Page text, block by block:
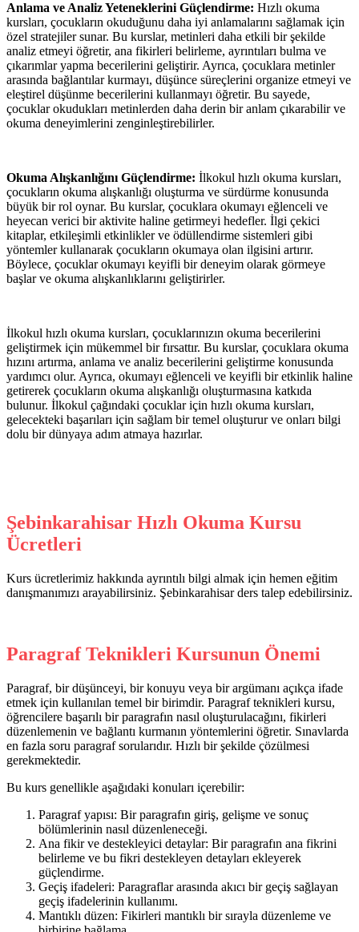
Anlama ve Analiz Yeteneklerini Güçlendirme: Hızlı okuma
kursları, çocukların okuduğunu daha iyi anlamalarını sağlamak için
özel stratejiler sunar. Bu kurslar, metinleri daha etkili bir şekilde
analiz etmeyi öğretir, ana fikirleri belirleme, ayrıntıları bulma ve
çıkarımlar yapma becerilerini geliştirir. Ayrıca, çocuklara metinler
arasında bağlantılar kurmayı, düşünce süreçlerini organize etmeyi ve
eleştirel düşünme becerilerini kullanmayı öğretir. Bu sayede,
çocuklar okudukları metinlerden daha derin bir anlam çıkarabilir ve
okuma deneyimlerini zenginleştirebilirler.
Okuma Alışkanlığını Güçlendirme: İlkokul hızlı okuma kursları,
çocukların okuma alışkanlığı oluşturma ve sürdürme konusunda
büyük bir rol oynar. Bu kurslar, çocuklara okumayı eğlenceli ve
heyecan verici bir aktivite haline getirmeyi hedefler. İlgi çekici
kitaplar, etkileşimli etkinlikler ve ödüllendirme sistemleri gibi
yöntemler kullanarak çocukların okumaya olan ilgisini artırır.
Böylece, çocuklar okumayı keyifli bir deneyim olarak görmeye
başlar ve okuma alışkanlıklarını geliştirirler.
İlkokul hızlı okuma kursları, çocuklarınızın okuma becerilerini
geliştirmek için mükemmel bir fırsattır. Bu kurslar, çocuklara okuma
hızını artırma, anlama ve analiz becerilerini geliştirme konusunda
yardımcı olur. Ayrıca, okumayı eğlenceli ve keyifli bir etkinlik haline
getirerek çocukların okuma alışkanlığı oluşturmasına katkıda
bulunur. İlkokul çağındaki çocuklar için hızlı okuma kursları,
gelecekteki başarıları için sağlam bir temel oluşturur ve onları bilgi
dolu bir dünyaya adım atmaya hazırlar.
Şebinkarahisar Hızlı Okuma Kursu
Ücretleri
Kurs ücretlerimiz hakkında ayrıntılı bilgi almak için hemen eğitim
danışmanımızı arayabilirsiniz. Şebinkarahisar ders talep edebilirsiniz.
Paragraf Teknikleri Kursunun Önemi
Paragraf, bir düşünceyi, bir konuyu veya bir argümanı açıkça ifade
etmek için kullanılan temel bir birimdir. Paragraf teknikleri kursu,
öğrencilere başarılı bir paragrafın nasıl oluşturulacağını, fikirleri
düzenlemenin ve bağlantı kurmanın yöntemlerini öğretir. Sınavlarda
en fazla soru paragraf sorularıdır. Hızlı bir şekilde çözülmesi
gerekmektedir.
Bu kurs genellikle aşağıdaki konuları içerebilir:
Paragraf yapısı: Bir paragrafın giriş, gelişme ve sonuç
bölümlerinin nasıl düzenleneceği.
Ana fikir ve destekleyici detaylar: Bir paragrafın ana fikrini
belirleme ve bu fikri destekleyen detayları ekleyerek
güçlendirme.
Geçiş ifadeleri: Paragraflar arasında akıcı bir geçiş sağlayan
geçiş ifadelerinin kullanımı.
Mantıklı düzen: Fikirleri mantıklı bir sırayla düzenleme ve